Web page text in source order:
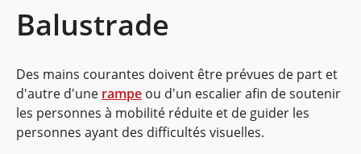
Balustrade
Des mains courantes doivent être prévues de part et
d'autre d'une rampe ou d'un escalier afin de soutenir
les personnes à mobilité réduite et de guider les
personnes ayant des difficultés visuelles.